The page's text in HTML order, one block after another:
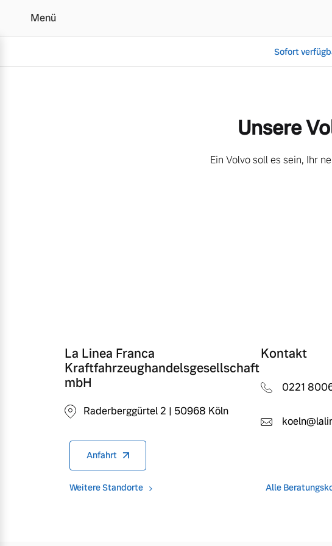
Menü
Sofort
Geschäftskunden
Editionsmodelle
Konnektivität
Aktuelle Angebote
Über uns
Unsere
Ein Volvo soll es sein, Ihr
La Linea Franca
Kraftfahrzeughandelsgesellschaft
mbH
Raderberggürtel 2 | 50968 Köln
Anfahrt
Weitere Standorte
Kontakt
0221
Alle